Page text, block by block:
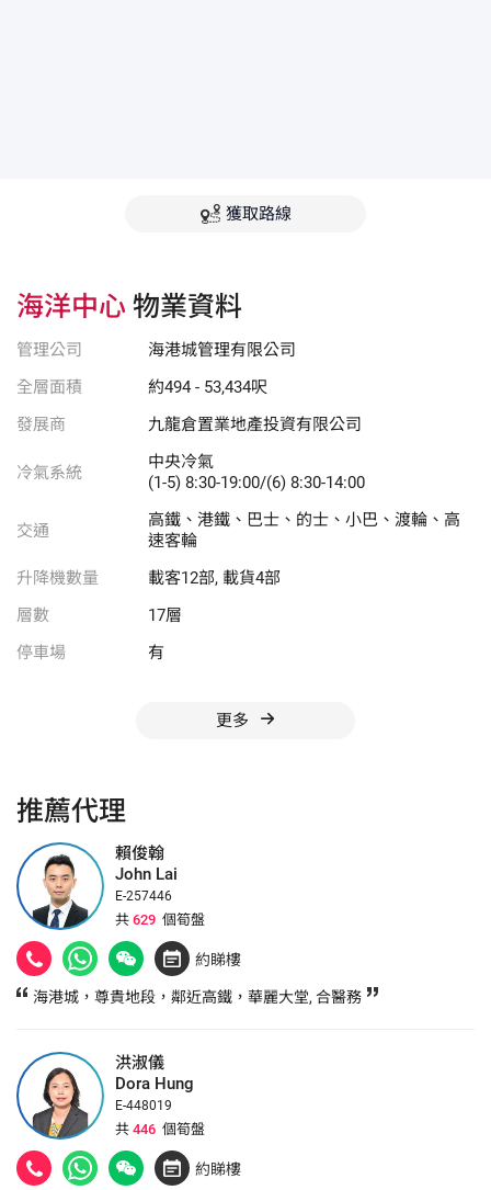
獲取路線
推薦代理
賴俊翰
John Lai
E-257446
共 629 個筍盤
約睇樓
海港城，尊貴地段，鄰近高鐵，華麗大堂, 合醫務
洪淑儀
Dora Hung
E-448019
共 446 個筍盤
約睇樓
海洋中心 物業資料
管理公司
海港城管理有限公司
全層面積
約494 - 53,434呎
發展商
九龍倉置業地產投資有限公司
冷氣系統
中央冷氣
(1-5) 8:30-19:00/(6) 8:30-14:00
交通
高鐵、港鐵、巴士、的士、小巴、渡輪、高
速客輪
升降機數量
載客12部, 載貨4部
層數
17層
停車場
有
更多